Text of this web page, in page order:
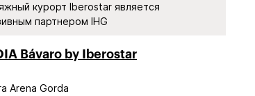
курорт Iberostar является
партнером IHG
Bávaro by Iberostar
Arena Gorda